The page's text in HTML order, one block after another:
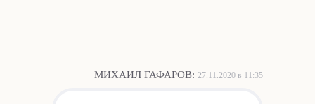
МИХАИЛ ГАФАРОВ: 27.11.2020 в 11:35